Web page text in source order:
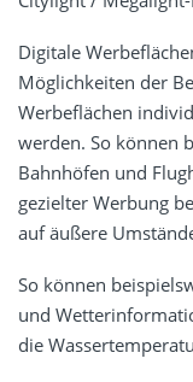
Digitale
Möglichkeiten der
Werbeflächen
werden. So können
Bahnhöfen und
gezielter Werbung
auf äußere
So können
und
die